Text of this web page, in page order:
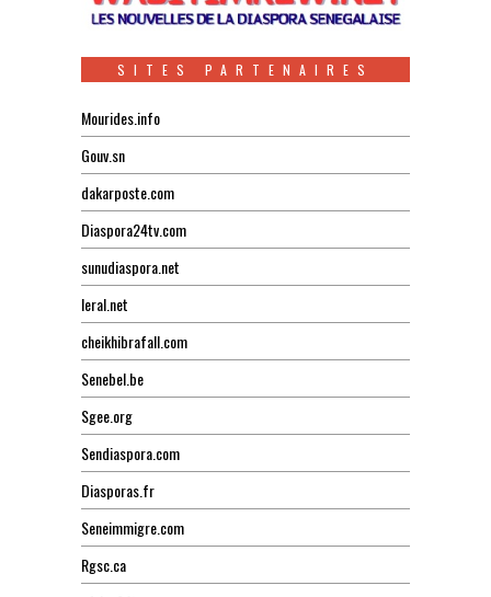
SITES PARTENAIRES
Mourides.info
Gouv.sn
dakarposte.com
Diaspora24tv.com
sunudiaspora.net
leral.net
cheikhibrafall.com
Senebel.be
Sgee.org
Sendiaspora.com
Diasporas.fr
Seneimmigre.com
Rgsc.ca